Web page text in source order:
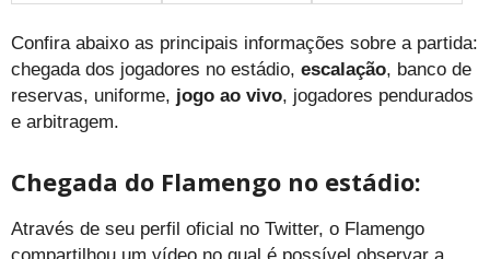
Confira abaixo as principais informações sobre a partida:
chegada dos jogadores no estádio, escalação, banco de
reservas, uniforme, jogo ao vivo, jogadores pendurados
e arbitragem.
Chegada do Flamengo no estádio:
Através de seu perfil oficial no Twitter, o Flamengo
compartilhou um vídeo no qual é possível observar a